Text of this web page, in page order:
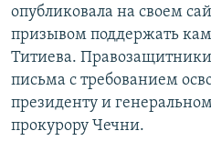
опубликовала на своем
призывом поддержать
Титиева.
письма с требованием
президенту и
прокурору Чечни.